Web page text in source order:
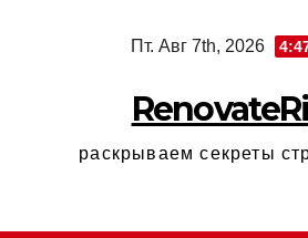
Пт. Авг 7th, 2026
раскрываем секреты